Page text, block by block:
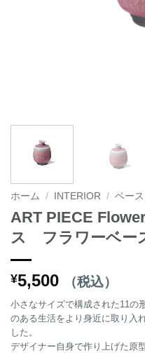
ホーム / INTERIOR / ベース
ART PIECE
ス フラワーベー
¥5,500 （税込）
小さなサイズで構成された11の
のある生活をより身近に取り入
した。
デザイナー自身で作り上げた原